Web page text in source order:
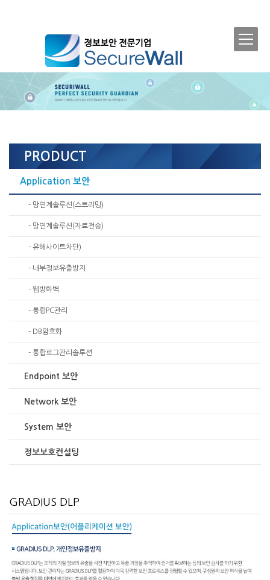
PRODUCT
Application 보안
- 망연계솔루션(스트리밍)
- 망연계솔루션(자료전송)
- 유해사이트차단)
- 내부정보유출방지
- 웹방화벽
- 통합PC관리
- DB암호화
- 통합로그관리솔루션
Endpoint 보안
Network 보안
System 보안
정보보호컨설팅
GRADIUS DLP